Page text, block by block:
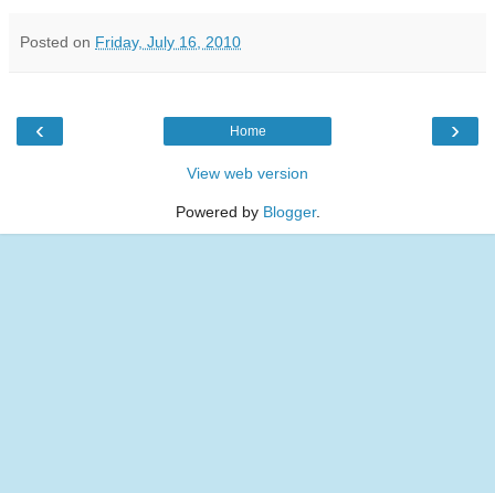
Posted on Friday, July 16, 2010
‹ ›
Home
View web version
Powered by Blogger.